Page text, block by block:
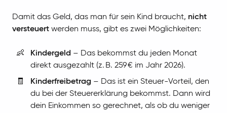
Damit das Geld, das man für sein Kind braucht, nicht
versteuert werden muss, gibt es zwei Möglichkeiten:
👶 Kindergeld – Das bekommst du jeden Monat
direkt ausgezahlt (z. B. 259 € im Jahr 2026).
🧾
Kinderfreibetrag – Das ist ein Steuer-Vorteil, den
du bei der Steuererklärung bekommst. Dann wird
dein Einkommen so gerechnet, als ob du weniger